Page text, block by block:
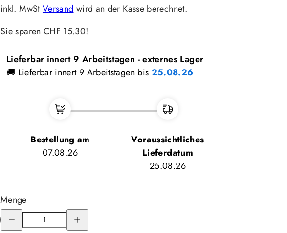
inkl. MwStVersand wird an der Kasse berechnet.
Sie sparen CHF 15.30!
Lieferbar innert 9 Arbeitstagen - externes Lager
🚚 Lieferbar innert 9 Arbeitstagen bis 25.08.26
Bestellung am
07.08.26
Voraussichtliches
Lieferdatum
25.08.26
Menge
Menge
für
Carinthia
für
Carinthia